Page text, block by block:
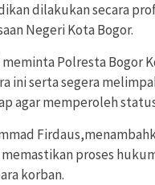
dilakukan secara
Negeri Kota Bogor.
meminta Polresta Bogor
ini serta segera
agar memperoleh
proses
korban.